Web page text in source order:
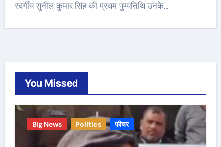
स्वर्गीय सुनील कुमार सिंह की प्रथम पुण्यतिथि उनके…
You Missed
Big News Politics फीचर